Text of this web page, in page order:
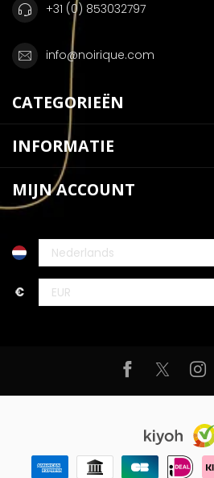
+31 (0) 853032797
info@noirique.com
CATEGORIEËN
INFORMATIE
MIJN ACCOUNT
€